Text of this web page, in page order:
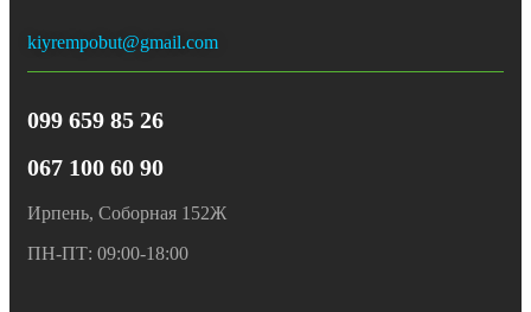
kiyrempobut@gmail.com
099 659 85 26
067 100 60 90
Ирпень, Соборная 152Ж
ПН-ПТ: 09:00-18:00